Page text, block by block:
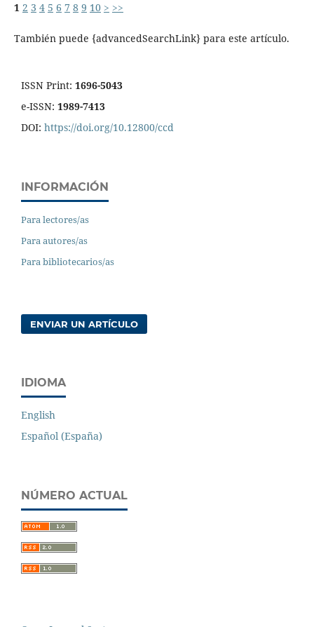
1 2 3 4 5 6 7 8 9 10 > >>
También puede {advancedSearchLink} para este artículo.
ISSN Print: 1696-5043
e-ISSN: 1989-7413
DOI: https://doi.org/10.12800/ccd
INFORMACIÓN
Para lectores/as
Para autores/as
Para bibliotecarios/as
ENVIAR UN ARTÍCULO
IDIOMA
English
Español (España)
NÚMERO ACTUAL